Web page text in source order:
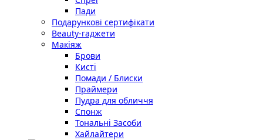
Пади
Подарункові сертифікати
Beauty-гаджети
Макіяж
Брови
Кисті
Помади / Блиски
Праймери
Пудра для обличчя
Спонж
Тональні Засоби
Хайлайтери